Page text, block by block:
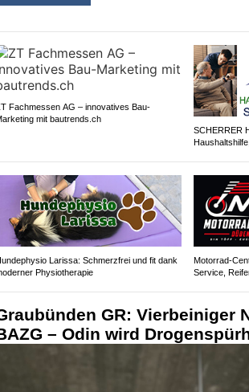
Fachmessen AG – innovatives Bau-
mit bautrends.ch
SCHERRER
Larissa: Schmerzfrei und fit dank
Physiotherapie
Motorrad-
Service,
GR: Vierbeiniger
– Odin wird